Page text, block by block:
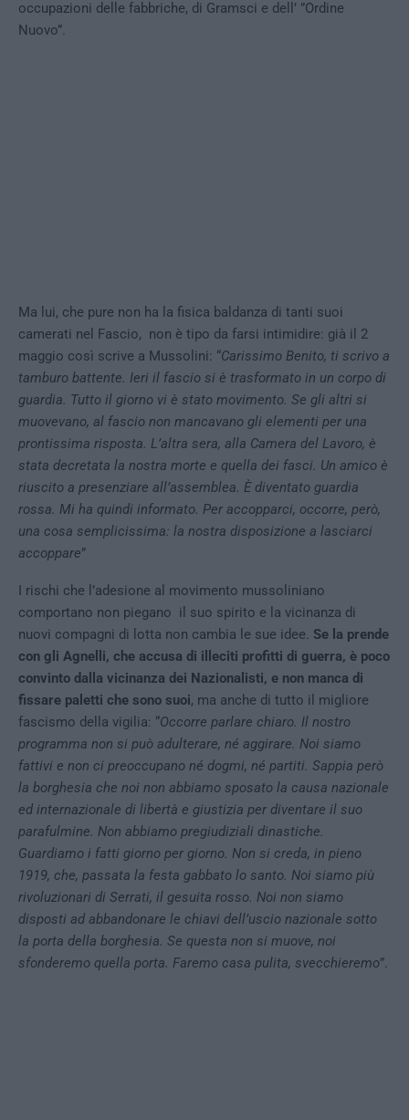
occupazioni delle fabbriche, di Gramsci e dell’ ”Ordine
Nuovo”.
Ma lui, che pure non ha la fisica baldanza di tanti suoi
camerati nel Fascio, non è tipo da farsi intimidire: già il 2
maggio così scrive a Mussolini: “Carissimo Benito, ti scrivo a
tamburo battente. Ieri il fascio si è trasformato in un corpo di
guardia. Tutto il giorno vi è stato movimento. Se gli altri si
muovevano, al fascio non mancavano gli elementi per una
prontissima risposta. L’altra sera, alla Camera del Lavoro, è
stata decretata la nostra morte e quella dei fasci. Un amico è
riuscito a presenziare all’assemblea. È diventato guardia
rossa. Mi ha quindi informato. Per accopparci, occorre, però,
una cosa semplicissima: la nostra disposizione a lasciarci
accoppare”
I rischi che l’adesione al movimento mussoliniano
comportano non piegano il suo spirito e la vicinanza di
nuovi compagni di lotta non cambia le sue idee. Se la prende
con gli Agnelli, che accusa di illeciti profitti di guerra, è poco
convinto dalla vicinanza dei Nazionalisti, e non manca di
fissare paletti che sono suoi, ma anche di tutto il migliore
fascismo della vigilia: “Occorre parlare chiaro. Il nostro
programma non si può adulterare, né aggirare. Noi siamo
fattivi e non ci preoccupano né dogmi, né partiti. Sappia però
la borghesia che noi non abbiamo sposato la causa nazionale
ed internazionale di libertà e giustizia per diventare il suo
parafulmine. Non abbiamo pregiudiziali dinastiche.
Guardiamo i fatti giorno per giorno. Non si creda, in pieno
1919, che, passata la festa gabbato lo santo. Noi siamo più
rivoluzionari di Serrati, il gesuita rosso. Noi non siamo
disposti ad abbandonare le chiavi dell’uscio nazionale sotto
la porta della borghesia. Se questa non si muove, noi
sfonderemo quella porta. Faremo casa pulita, svecchieremo”.